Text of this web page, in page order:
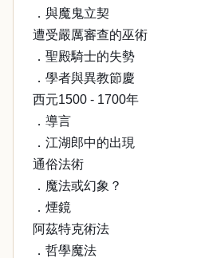
．與魔鬼立契
遭受嚴厲審查的巫術
．聖殿騎士的失勢
．學者與異教節慶
西元1500 - 1700年
．導言
．江湖郎中的出現
通俗法術
．魔法或幻象？
．煙鏡
阿茲特克術法
．哲學魔法